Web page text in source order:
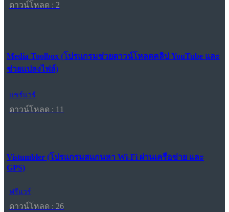
ดาวน์โหลด : 2
Media Toolbox (โปรแกรมช่วยดาวน์โหลดคลิป YouTube และ
ช่วยแปลงไฟล์)
แชร์แวร์
ดาวน์โหลด : 11
Vistumbler (โปรแกรมสแกนหา Wi-Fi ผ่านเครือข่าย และ
GPS)
ฟรีแวร์
ดาวน์โหลด : 26